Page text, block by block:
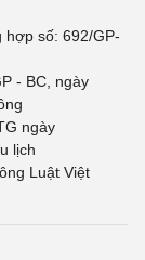
hợp số: 692/GP-
- BC, ngày
ngày
lịch
Luật Việt